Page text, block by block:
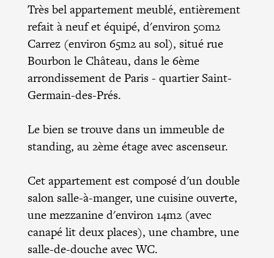
Très bel appartement meublé, entièrement
refait à neuf et équipé, d'environ 50m2
Carrez (environ 65m2 au sol), situé rue
Bourbon le Château, dans le 6ème
arrondissement de Paris - quartier Saint-
Germain-des-Prés.
Le bien se trouve dans un immeuble de
standing, au 2ème étage avec ascenseur.
Cet appartement est composé d'un double
salon salle-à-manger, une cuisine ouverte,
une mezzanine d'environ 14m2 (avec
canapé lit deux places), une chambre, une
salle-de-douche avec WC.